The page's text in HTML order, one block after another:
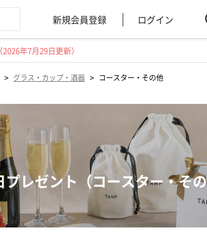
新規会員登録 ログイン
年7月29日更新）
> グラス・カップ・酒器 > コースター・その他
レゼント（コースター・そ